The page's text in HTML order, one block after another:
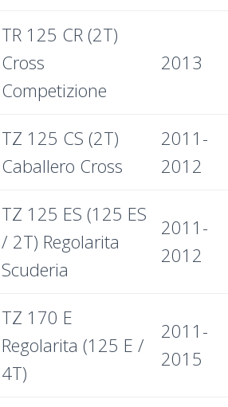
TR 125 CR (2T)
Cross
Competizione
2013
TZ 125 CS (2T)
Caballero Cross
2011-
2012
TZ 125 ES (125 ES
/ 2T) Regolarita
Scuderia
2011-
2012
TZ 170 E
Regolarita (125 E /
4T)
2011-
2015